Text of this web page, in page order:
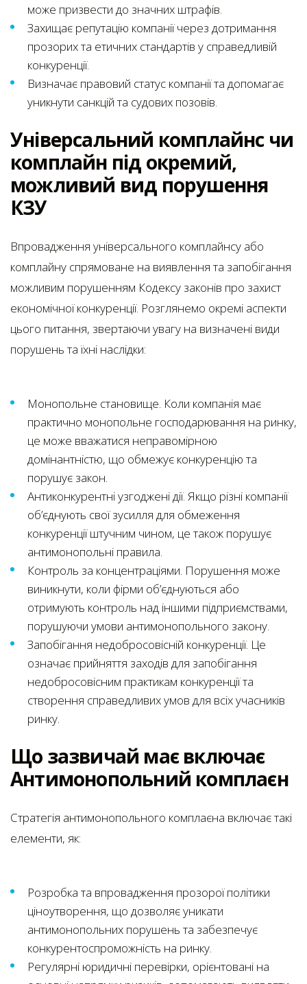
може призвести до значних штрафів.
Захищає репутацію компанії через дотримання
прозорих та етичних стандартів у справедливій
конкуренції.
Визначає правовий статус компанії та допомагає
уникнути санкцій та судових позовів.
Універсальний комплайнс чи
комплайн під окремий,
можливий вид порушення
КЗУ
Впровадження універсального комплайнсу або
комплайну спрямоване на виявлення та запобігання
можливим порушенням Кодексу законів про захист
економічної конкуренції. Розглянемо окремі аспекти
цього питання, звертаючи увагу на визначені види
порушень та їхні наслідки:
Монопольне становище. Коли компанія має
практично монопольне господарювання на ринку,
це може вважатися неправомірною
домінантністю, що обмежує конкуренцію та
порушує закон.
Антиконкурентні узгоджені дії. Якщо різні компанії
об’єднують свої зусилля для обмеження
конкуренції штучним чином, це також порушує
антимонопольні правила.
Контроль за концентраціями. Порушення може
виникнути, коли фірми об’єднуються або
отримують контроль над іншими підприємствами,
порушуючи умови антимонопольного закону.
Запобігання недобросовісній конкуренції. Це
означає прийняття заходів для запобігання
недобросовісним практикам конкуренції та
створення справедливих умов для всіх учасників
ринку.
Що зазвичай має включає
Антимонопольний комплаєн
Стратегія антимонопольного комплаєна включає такі
елементи, як:
Розробка та впровадження прозорої політики
ціноутворення, що дозволяє уникати
антимонопольних порушень та забезпечує
конкурентоспроможність на ринку.
Регулярні юридичні перевірки, орієнтовані на